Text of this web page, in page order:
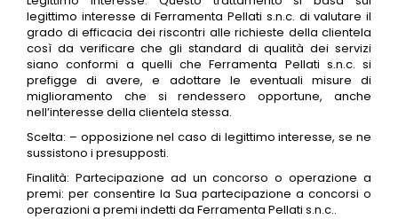
legittimo interesse di Ferramenta Pellati s.n.c. di valutare il
grado di efficacia dei riscontri alle richieste della clientela
così da verificare che gli standard di qualità dei servizi
siano conformi a quelli che Ferramenta Pellati s.n.c. si
prefigge di avere, e adottare le eventuali misure di
miglioramento che si rendessero opportune, anche
nell’interesse della clientela stessa.
Scelta: – opposizione nel caso di legittimo interesse, se ne
sussistono i presupposti.
Finalità: Partecipazione ad un concorso o operazione a
premi: per consentire la Sua partecipazione a concorsi o
operazioni a premi indetti da Ferramenta Pellati s.n.c..